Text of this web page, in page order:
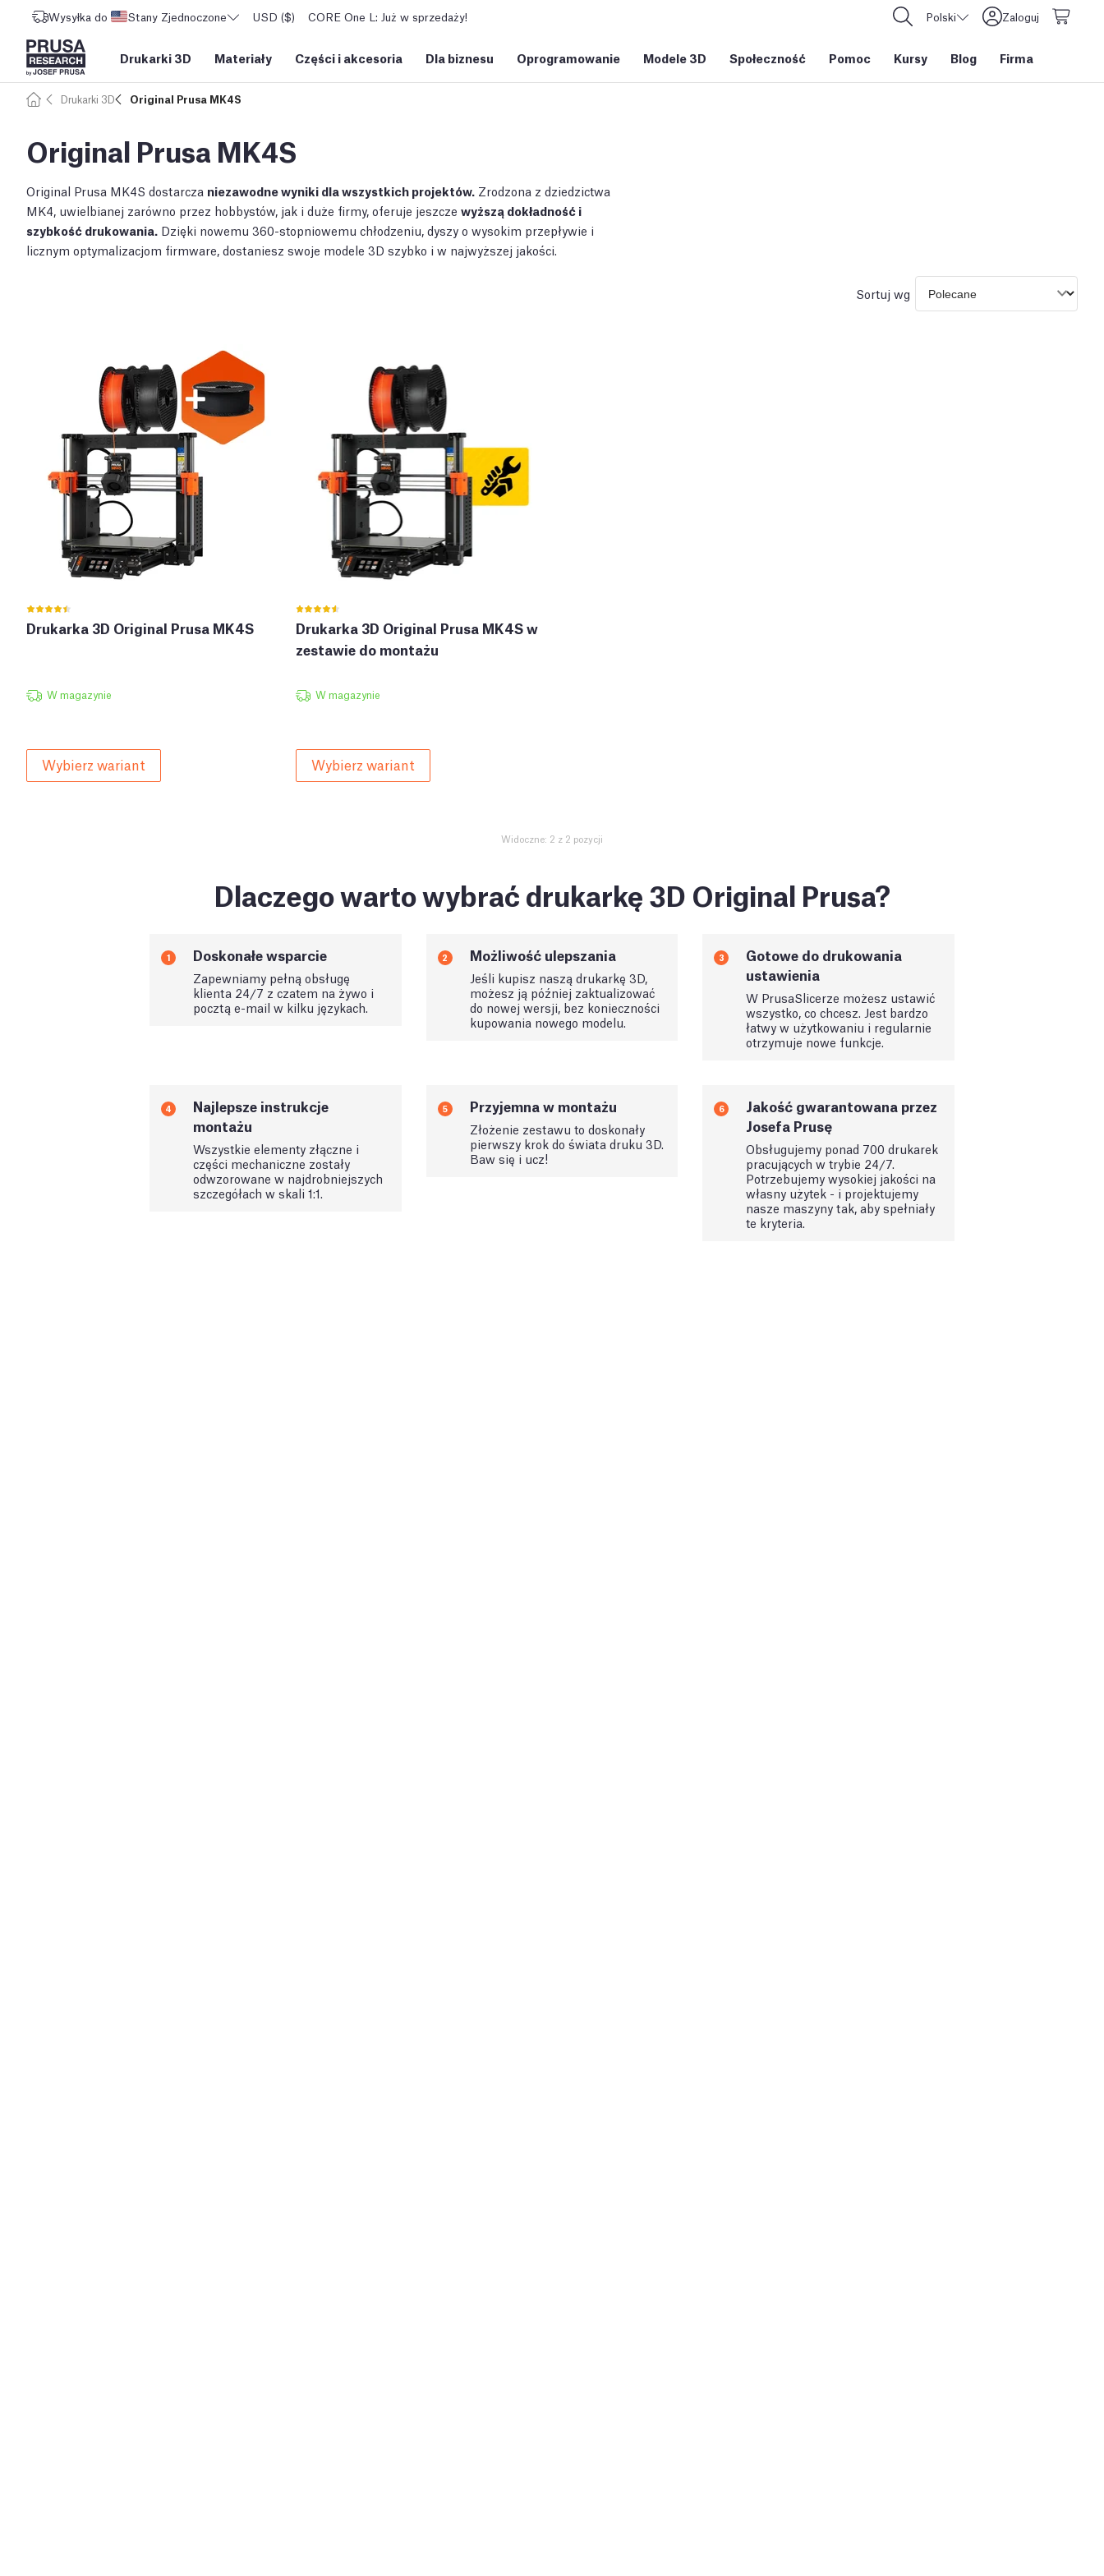
Wysyłka do Stany Zjednoczone USD ($) CORE One L: Już w sprzedaży! Polski Zaloguj
Drukarki 3D Materiały Części i akcesoria Dla biznesu Oprogramowanie Modele 3D Społeczność Pomoc Kursy Blog Firma
Drukarki 3D Original Prusa MK4S
Original Prusa MK4S
Original Prusa MK4S dostarcza niezawodne wyniki dla wszystkich projektów. Zrodzona z dziedzictwa
MK4, uwielbianej zarówno przez hobbystów, jak i duże firmy, oferuje jeszcze wyższą dokładność i
szybkość drukowania. Dzięki nowemu 360-stopniowemu chłodzeniu, dyszy o wysokim przepływie i
licznym optymalizacjom firmware, dostaniesz swoje modele 3D szybko i w najwyższej jakości.
Sortuj wg
Drukarka 3D Original Prusa MK4S
W magazynie
Wybierz wariant
Drukarka 3D Original Prusa MK4S w
zestawie do montażu
W magazynie
Wybierz wariant
Widoczne: 2 z 2 pozycji
Dlaczego warto wybrać drukarkę 3D Original Prusa?
1 Doskonałe wsparcie
Zapewniamy pełną obsługę
klienta 24/7 z czatem na żywo i
pocztą e-mail w kilku językach.
2 Możliwość ulepszania
Jeśli kupisz naszą drukarkę 3D,
możesz ją później zaktualizować
do nowej wersji, bez konieczności
kupowania nowego modelu.
3
Gotowe do drukowania
ustawienia
W PrusaSlicerze możesz ustawić
wszystko, co chcesz. Jest bardzo
łatwy w użytkowaniu i regularnie
otrzymuje nowe funkcje.
4
Najlepsze instrukcje
montażu
Wszystkie elementy złączne i
części mechaniczne zostały
odwzorowane w najdrobniejszych
szczegółach w skali 1:1.
5 Przyjemna w montażu
Złożenie zestawu to doskonały
pierwszy krok do świata druku 3D.
Baw się i ucz!
6
Jakość gwarantowana przez
Josefa Prusę
Obsługujemy ponad 700 drukarek
pracujących w trybie 24/7.
Potrzebujemy wysokiej jakości na
własny użytek - i projektujemy
nasze maszyny tak, aby spełniały
te kryteria.